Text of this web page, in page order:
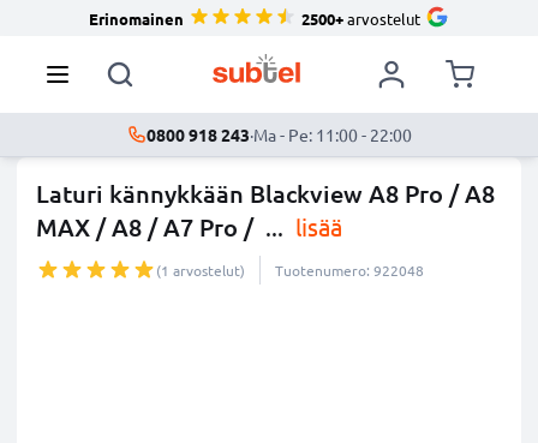
Erinomainen 2500+arvostelut
0800 918 243·Ma - Pe: 11:00 - 22:00
Laturi kännykkään Blackview A8 Pro / A8
MAX / A8 / A7 Pro / ... lisää
(1 arvostelut) Tuotenumero: 922048